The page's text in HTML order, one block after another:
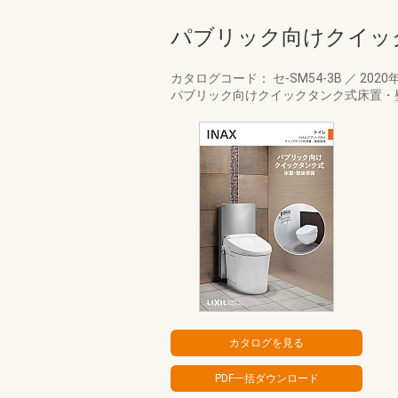
パブリック向けクイ
カタログコード： セ-SM54-3B ／ 2020
パブリック向けクイックタンク式床置